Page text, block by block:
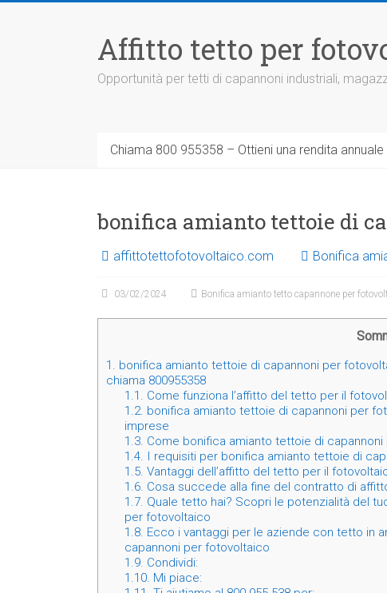
Affitto tetto per
Opportunità per tetti di capannoni industriali,
Chiama 800 955358 – Ottieni una rendita
bonifica amianto tettoie di
affittotettofotovoltaico.com Bonifica
03/02/2024 Bonifica amianto tetto capannone per
1. bonifica amianto tettoie di capannoni per
chiama 800955358
1.1. Come funziona l’affitto del tetto per il
1.2. bonifica amianto tettoie di capannoni per
imprese
1.3. Come bonifica amianto tettoie di
1.4. I requisiti per bonifica amianto tettoie di
1.5. Vantaggi dell’affitto del tetto per il
1.6. Cosa succede alla fine del contratto di
1.7. Quale tetto hai? Scopri le potenzialità del
per fotovoltaico
1.8. Ecco i vantaggi per le aziende con tetto in
capannoni per fotovoltaico
1.9. Condividi:
1.10. Mi piace: